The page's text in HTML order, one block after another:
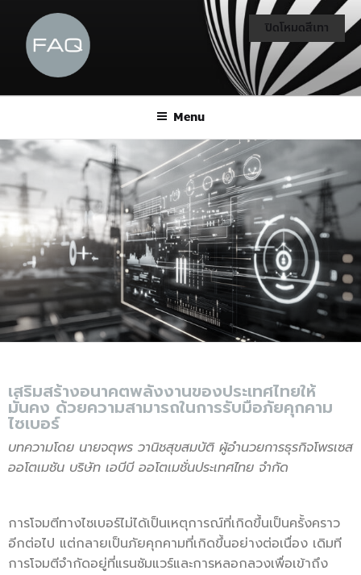
Menu
เสริมสร้างอนาคตพลังงานของประเทศไทยให้
มั่นคง ด้วยความสามารถในการรับมือภัยคุกคาม
ไซเบอร์
บทความโดย นายจตุพร วานิชสุขสมบัติ ผู้อำนวยการธุรกิจโพรเซส
ออโตเมชัน บริษัท เอบีบี ออโตเมชั่นประเทศไทย จำกัด
การโจมตีทางไซเบอร์ไม่ได้เป็นเหตุการณ์ที่เกิดขึ้นเป็นครั้งคราว
อีกต่อไป แต่กลายเป็นภัยคุกคามที่เกิดขึ้นอย่างต่อเนื่อง เดิมที
การโจมตีจำกัดอยู่ที่แรนซัมแวร์และการหลอกลวงเพื่อเข้าถึง
ปิดโหมดสีเทา